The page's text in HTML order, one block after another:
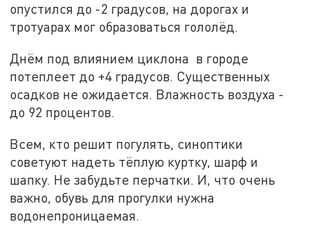
опустился до -2 градусов, на дорогах и
тротуарах мог образоваться гололёд.
Днём под влиянием циклона в городе
потеплеет до +4 градусов. Существенных
осадков не ожидается. Влажность воздуха -
до 92 процентов.
Всем, кто решит погулять, синоптики
советуют надеть тёплую куртку, шарф и
шапку. Не забудьте перчатки. И, что очень
важно, обувь для прогулки нужна
водонепроницаемая.